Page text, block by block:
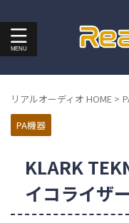
リアルオーディオ HOME >
PA機器
KLARK
イコライザ